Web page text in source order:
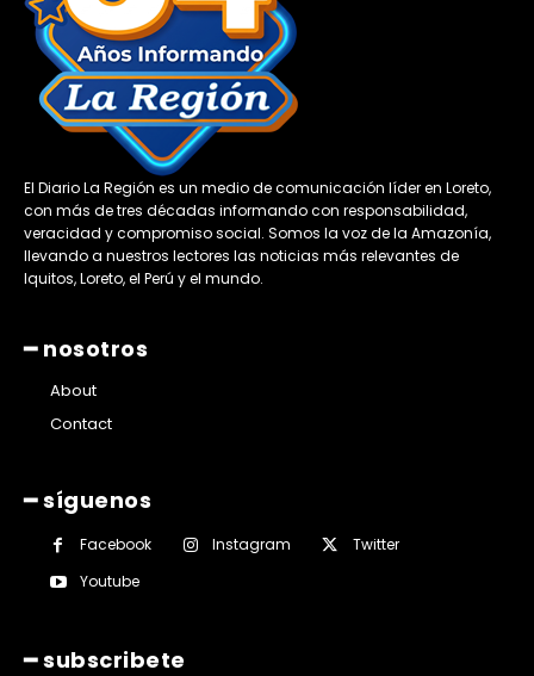
El Diario La Región es un medio de comunicación líder en Loreto,
con más de tres décadas informando con responsabilidad,
veracidad y compromiso social. Somos la voz de la Amazonía,
llevando a nuestros lectores las noticias más relevantes de
Iquitos, Loreto, el Perú y el mundo.
━ nosotros
About
Contact
━ síguenos
Facebook Instagram
Twitter
Youtube
━ subscribete